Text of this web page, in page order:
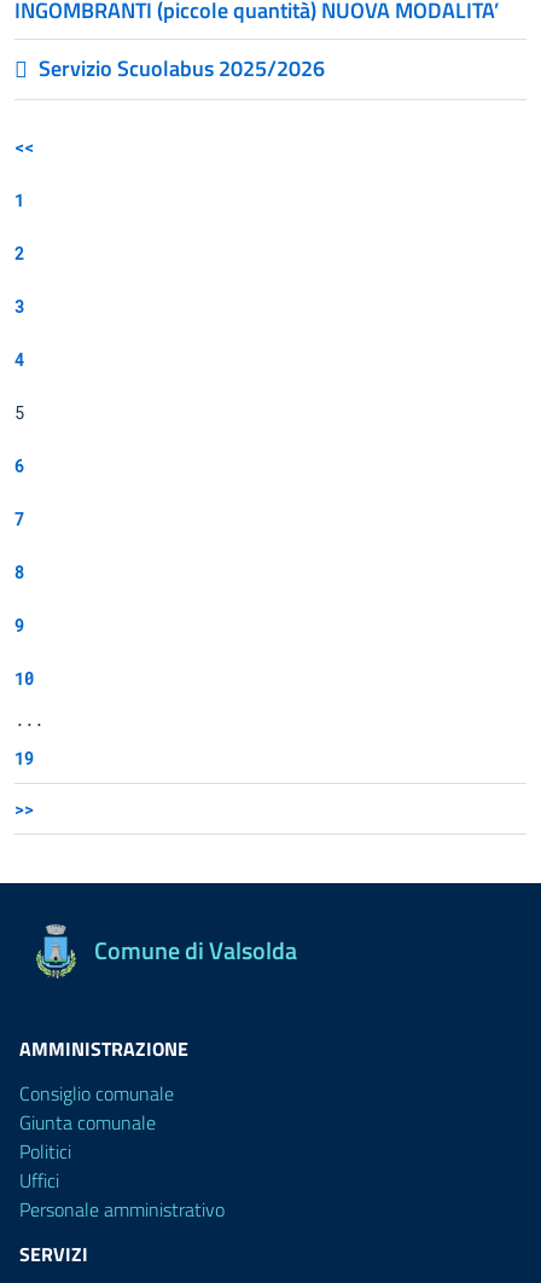
INGOMBRANTI (piccole quantità) NUOVA MODALITA’
Servizio Scuolabus 2025/2026
<<
1
2
3
4
5
6
7
8
9
10
...
19
>>
Comune di Valsolda
AMMINISTRAZIONE
Consiglio comunale
Giunta comunale
Politici
Uffici
Personale amministrativo
SERVIZI